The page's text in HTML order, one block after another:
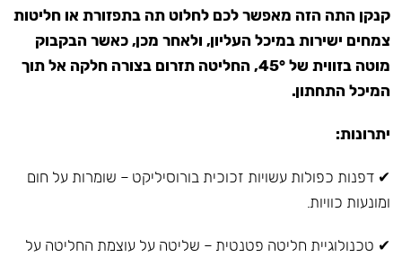
קנקן התה הזה מאפשר לכם לחלוט תה בתפזורת או חליטות
צמחים ישירות במיכל העליון, ולאחר מכן, כאשר הבקבוק
מוטה בזווית של 45°, החליטה תזרום בצורה חלקה אל תוך
המיכל התחתון.
יתרונות:
✔ דפנות כפולות עשויות זכוכית בורוסיליקט – שומרות על חום
ומונעות כוויות.
✔ טכנולוגיית חליטה פטנטית – שליטה על עוצמת החליטה על